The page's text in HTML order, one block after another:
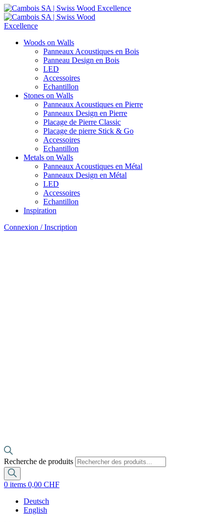
Woods on Walls
Panneaux Acoustiques en Bois
Panneau Design en Bois
LED
Accessoires
Echantillon
Stones on Walls
Panneaux Acoustiques en Pierre
Panneaux Design en Pierre
Placage de Pierre Classic
Placage de pierre Stick & Go
Accessoires
Echantillon
Metals on Walls
Panneaux Acoustiques en Métal
Panneaux Design en Métal
LED
Accessoires
Echantillon
Inspiration
Connexion / Inscription
Recherche de produits
0 items 0,00 CHF
Deutsch
English